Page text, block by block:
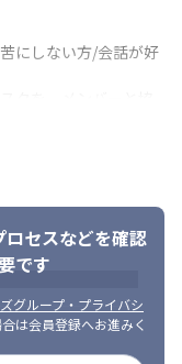
にしない方/会話が好
いて案件の完遂を目
図り、社内やプロジ
方
ロセスなどを確認
です
グループ・プライバシ
は会員登録へお進みく